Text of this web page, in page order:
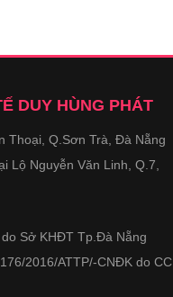
DUY HÙNG PHÁT
Thoại, Q.Sơn Trà, Đà Nẵng
Lộ Nguyễn Văn Linh, Q.7,
Sở KHĐT Tp.Đà Nẵng
2016/ATTP/-CNĐK do CC